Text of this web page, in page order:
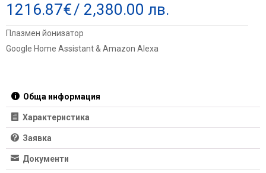
1216.87€/ 2,380.00 лв.
Плазмен йонизатор
Google Home Assistant & Amazon Alexa
Обща информация
Характеристика
Заявка
Документи